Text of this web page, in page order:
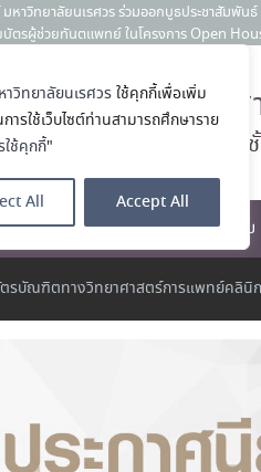
วิทยาลัยนเรศวร ใช้คุกกี้เพื่อเพิ่ม
รใช้เว็บไซต์ท่านสามารถศึกษาราย
ใช้คุกกี้"
All Accept All
บัตรผู้ช่วยทันตแพทย์ ในโครงการ Open
ง
ได้รับตำแหน่ง เลขาธิการสมาคมทันตแพทย์จั
จกรรม Dent Connect Board Game Café
าสตร์
คณะทันตแพทยศ
โรงเรียนทันตแพทย์
หลักสูตร โรงพยาบาลทันตกรรม
รบัณฑิตทางวิทยาศาสตร์การแพทย์คลินิก